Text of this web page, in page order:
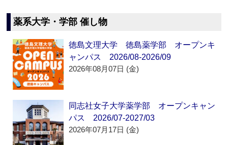
薬系大学・学部 催し物
徳島文理大学 徳島薬学部 オープンキ
ャンパス 2026/08-2026/09
2026年08月07日 (金)
同志社女子大学薬学部 オープンキャン
パス 2026/07-2027/03
2026年07月17日 (金)